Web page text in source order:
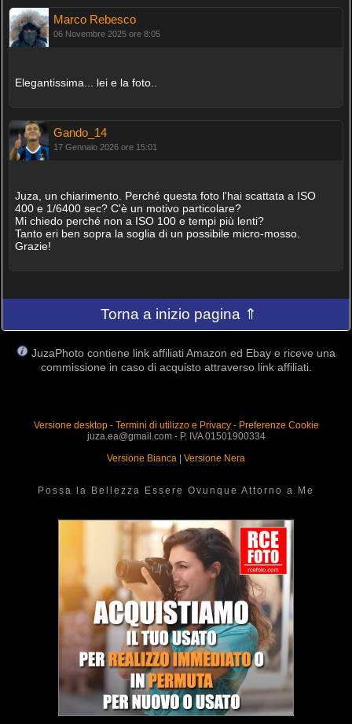
Marco Rebesco
06 Novembre 2025 ore 8:05
Elegantissima... lei e la foto..
Gando_14
17 Gennaio 2026 ore 15:01
Juza, un chiarimento. Perché questa foto l'hai scattata a ISO
400 e 1/6400 sec? C'è un motivo particolare?
Mi chiedo perché non a ISO 100 e tempi più lenti?
Tanto eri ben sopra la soglia di un possibile micro-mosso.
Grazie!
Torna a inizio pagina ⇑
JuzaPhoto contiene link affiliati Amazon ed Ebay e riceve una
commissione in caso di acquisto attraverso link affiliati.
Versione desktop- Termini di utilizzo e Privacy- Preferenze Cookie
juza.ea@gmail.com - P. IVA 01501900334
Versione Bianca
Versione Nera
Possa la Bellezza Essere Ovunque Attorno a Me